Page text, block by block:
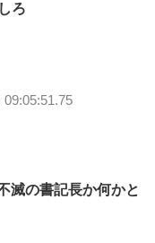
ろ
09:05:51.75
滅の書記長か何かと